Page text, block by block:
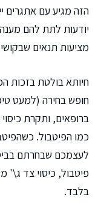
הזה מגיע עם אתגרים
יודעות לתת להם
מציעות תנאים
חיותא בולטת בזכות
חופש בחירה (למעט
ברופאים, ותקרת
כמו הפיטבול.
לעצמכם שבחרתם
בלבד.